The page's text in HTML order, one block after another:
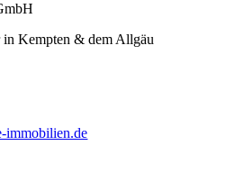
Kempten & dem Allgäu
immobilien.de